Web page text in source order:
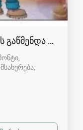
გაწმენდა რუსთავში